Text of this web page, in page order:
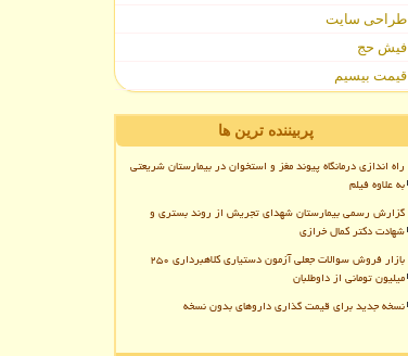
طراحی سایت
فیش حج
قیمت بیسیم
پربیننده ترین ها
راه اندازی درمانگاه پیوند مغز و استخوان در بیمارستان شریعتی
به علاوه فیلم
گزارش رسمی بیمارستان شهدای تجریش از روند بستری و
شهادت دکتر کمال خرازی
بازار فروش سوالات جعلی آزمون دستیاری کلاهبرداری ۲۵۰
میلیون تومانی از داوطلبان
نسخه جدید برای قیمت گذاری داروهای بدون نسخه